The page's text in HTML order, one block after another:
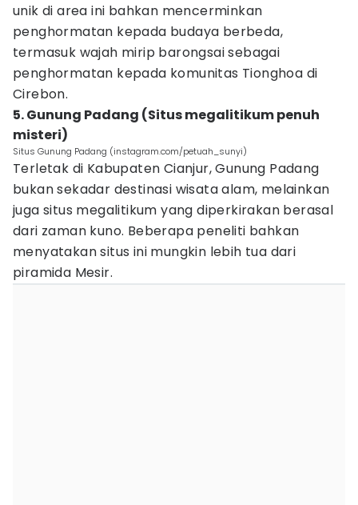
unik di area ini bahkan mencerminkan
penghormatan kepada budaya berbeda,
termasuk wajah mirip barongsai sebagai
penghormatan kepada komunitas Tionghoa di
Cirebon.
5. Gunung Padang (Situs megalitikum penuh
misteri)
Situs Gunung Padang (instagram.com/petuah_sunyi)
Terletak di Kabupaten Cianjur, Gunung Padang
bukan sekadar destinasi wisata alam, melainkan
juga situs megalitikum yang diperkirakan berasal
dari zaman kuno. Beberapa peneliti bahkan
menyatakan situs ini mungkin lebih tua dari
piramida Mesir.